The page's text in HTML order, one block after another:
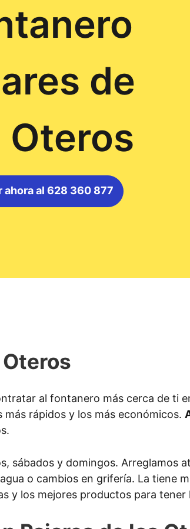
de
Oteros
ahora al 628 360 877
al fontanero más cerca de ti
rápidos y los más económicos.
sábados y domingos. Arreglamos
o cambios en grifería. La tiene
y los mejores productos para tener